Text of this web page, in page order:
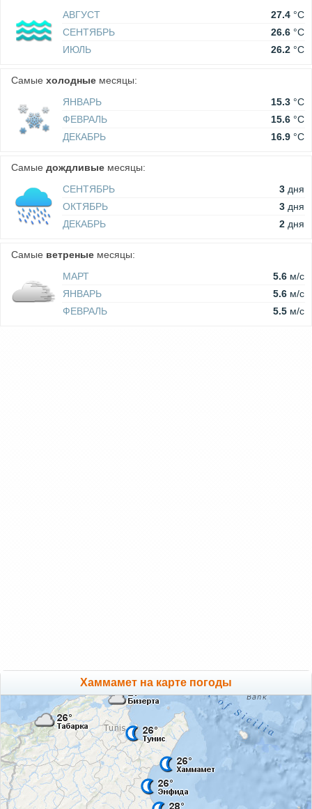
АВГУСТ
27.4 °C
СЕНТЯБРЬ
26.6 °C
ИЮЛЬ
26.2 °C
Самые холодные месяцы:
ЯНВАРЬ
15.3 °C
ФЕВРАЛЬ
15.6 °C
ДЕКАБРЬ
16.9 °C
Самые дождливые месяцы:
СЕНТЯБРЬ
3 дня
ОКТЯБРЬ
3 дня
ДЕКАБРЬ
2 дня
Самые ветреные месяцы:
МАРТ
5.6 м/c
ЯНВАРЬ
5.6 м/c
ФЕВРАЛЬ
5.5 м/c
Хаммамет на карте погоды